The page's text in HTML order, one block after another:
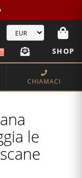
SHOP
CHIAMACI
le